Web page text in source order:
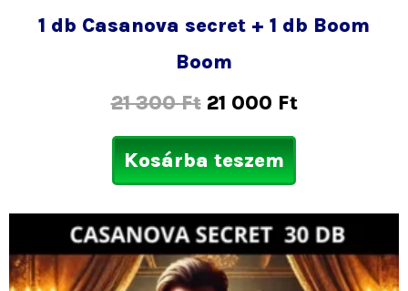
1 db Casanova secret + 1 db Boom
Boom
21 300Ft 21 000 Ft
Kosárba teszem
21
000 Ft
Ennek
a